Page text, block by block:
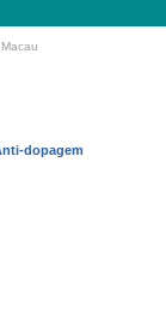
dopagem